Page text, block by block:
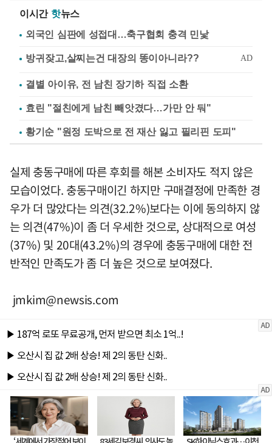
이시간 핫뉴스
외국인 심판에 성접대…축구협회 충격 민낯
결별 아이유, 전 남친 장기하 직접 소환
효린 "절친에게 남친 빼앗겼다…가만 안 둬"
황기순 "원정 도박으로 전 재산 잃고 필리핀 도피"
실제 충동구매에 따른 후회를 해본 소비자도 적지 않은
모습이었다. 충동구매이긴 하지만 구매결정에 만족한 경
우가 더 많았다는 의견(32.2%)보다는 이에 동의하지 않
는 의견(47%)이 좀 더 우세한 것으로, 상대적으로 여성
(37%) 및 20대(43.2%)의 경우에 충동구매에 대한 전
반적인 만족도가 좀 더 높은 것으로 보여졌다.
jmkim@newsis.com